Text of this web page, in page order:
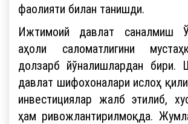
фаолияти билан танишди.
Ижтимоий давлат саналмиш
аҳоли саломатлигини
долзарб йўналишлардан бири.
давлат шифохоналари ислоҳ
инвестициялар жалб этилиб,
ҳам ривожлантирилмоқда.